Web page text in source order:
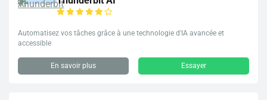
Automatisez vos tâches grâce à une technologie d'IA avancée et
accessible
En savoir plus Essayer